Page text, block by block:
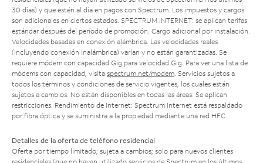
30 días) y que estén al día en pagos con Spectrum. Los impuestos y cargos
son adicionales en ciertos estados. SPECTRUM INTERNET: se aplican tarifas
estándar después del período de promoción. Cargo adicional por instalación.
Velocidades basadas en conexión alámbrica. Las velocidades reales
(incluyendo conexión inalámbrica) varían y no están garantizadas. Se
requiere módem con capacidad Gig para velocidad Gig. Para ver una lista de
módems con capacidad, visita spectrum.net/modem. Servicios sujetos a
todos los términos y condiciones de servicio vigentes, los cuales están
sujetos a cambios. No están disponibles en todas las áreas. Se aplican
restricciones. Rendimiento de Internet: Spectrum Internet está respaldado
por fibra óptica y se suministra a la propiedad mediante una red HFC.
Detalles de la oferta de teléfono residencial
Oferta por tiempo limitado; sujeta a cambios; solo para nuevos clientes